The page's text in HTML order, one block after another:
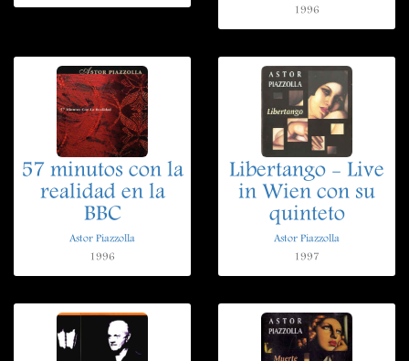
1996
57 minutos con la
realidad en la
BBC
Astor Piazzolla
1996
Libertango - Live
in Wien con su
quinteto
Astor Piazzolla
1997